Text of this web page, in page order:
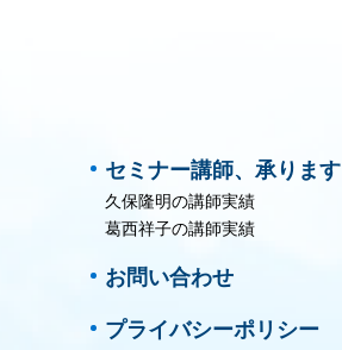
セミナー講師、承ります
久保隆明の講師実績
葛西祥子の講師実績
お問い合わせ
プライバシーポリシー